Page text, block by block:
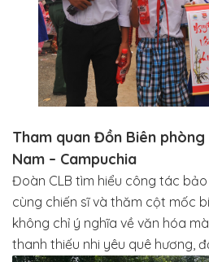
Tham quan Đồn Biên
Nam – Campuchia
Đoàn CLB tìm hiểu công tác bảo
cùng chiến sĩ và thăm cột mốc
không chỉ ý nghĩa về văn hóa
thanh thiếu nhi yêu quê hương,